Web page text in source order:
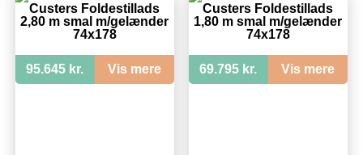
Custers Foldestillads
2,80 m smal m/gelænder
74x178
95.645 kr. Vis mere
Custers Foldestillads
1,80 m smal m/gelænder
74x178
69.795 kr. Vis mere